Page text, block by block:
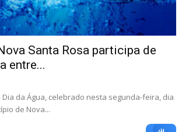
Santa Rosa participa de
entre...
Dia da Água, celebrado nesta segunda-feira, dia
de Nova...